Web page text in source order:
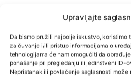
Upravljajte
Da bismo pružili najbolje iskustvo, koristimo
za čuvanje i/ili pristup informacijama o
tehnologijama će nam omogućiti da
ponašanje pri pregledanju ili jedinstveni ID-
Nepristanak ili povlačenje saglasnosti može